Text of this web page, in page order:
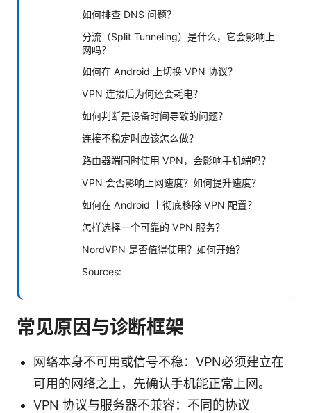
如何排查 DNS 问题？
分流（Split Tunneling）是什么，它会影响上
网吗？
如何在 Android 上切换 VPN 协议？
VPN 连接后为何还会耗电？
如何判断是设备时间导致的问题？
连接不稳定时应该怎么做？
路由器端同时使用 VPN，会影响手机端吗？
VPN 会否影响上网速度？如何提升速度？
如何在 Android 上彻底移除 VPN 配置？
怎样选择一个可靠的 VPN 服务？
NordVPN 是否值得使用？如何开始？
Sources:
常见原因与诊断框架
网络本身不可用或信号不稳：VPN必须建立在
可用的网络之上，先确认手机能正常上网。
VPN 协议与服务器不兼容：不同的协议